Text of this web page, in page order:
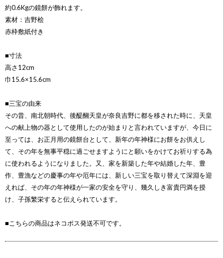
約0.6Kgの鏡餅が飾れます。
素材：吉野桧
赤枠敷紙付き
■寸法
高さ12cm
巾15.6×15.6cm
■三宝の由来
その昔、南北朝時代、後醍醐天皇が奈良吉野に都を移された時に、天皇
への献上物の器として使用したのが始まりと言われていますが、今日に
至っては、お正月用の鏡餅台として、新年の年神様にお餅をお供えし
て、その年を無事平穏に過ごせますようにと願いをかけてお祈りする為
に使われるようになりました。又、家を新築した年や結婚した年、豊
作、豊漁などの慶事の年や厄年には、新しい三宝を取り替えて深淵を迎
えれば、その年の年神様が一家の安全を守り、幾久しき富貴円満を授
け、子孫繁栄すると伝えられています。
■こちらの商品はネコポス発送不可です。